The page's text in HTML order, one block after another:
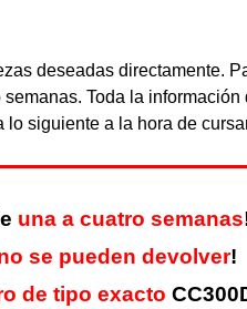
deseadas directamente.
Toda la
siguiente a la hora de
una a cuatro semanas
se pueden devolver!
de tipo exacto